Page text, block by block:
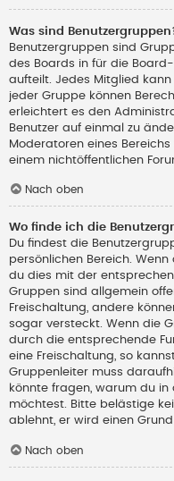
Was sind
Benutzergruppen sind
des Boards in für die
aufteilt. Jedes Mitglied
jeder Gruppe können
erleichtert es den
Benutzer auf einmal zu
Moderatoren eines
einem nichtöffentlichen
Nach oben
Wo finde ich die
Du findest die
persönlichen Bereich.
du dies mit der
Gruppen sind allgemein
Freischaltung, andere
sogar versteckt. Wenn die
durch die entsprechende
eine Freischaltung, so
Gruppenleiter muss
könnte fragen, warum du
möchtest. Bitte belästige
ablehnt, er wird einen
Nach oben